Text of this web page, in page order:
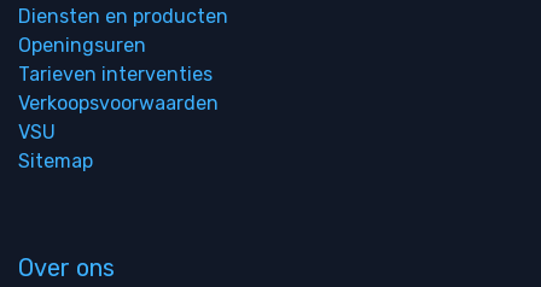
Diensten en producten
Openingsuren
Tarieven interventies
Verkoopsvoorwaarden
VSU
Sitemap
Over ons